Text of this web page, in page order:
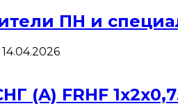
ПН и
14.04.2026
(A) FRHF